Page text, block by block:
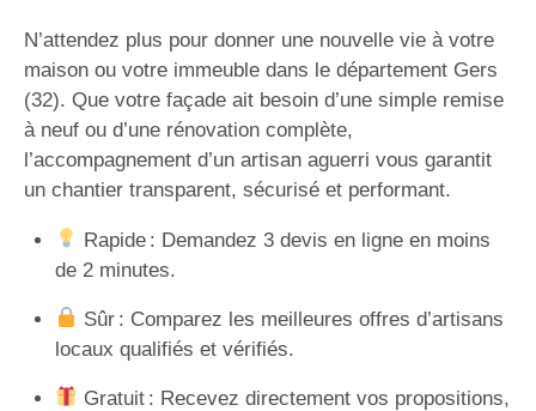
N’attendez plus pour donner une nouvelle vie à votre
maison ou votre immeuble dans le département Gers
(32). Que votre façade ait besoin d’une simple remise
à neuf ou d’une rénovation complète,
l’accompagnement d’un artisan aguerri vous garantit
un chantier transparent, sécurisé et performant.
Rapide : Demandez 3 devis en ligne en moins
de 2 minutes.
Sûr : Comparez les meilleures offres d’artisans
locaux qualifiés et vérifiés.
Gratuit : Recevez directement vos propositions,